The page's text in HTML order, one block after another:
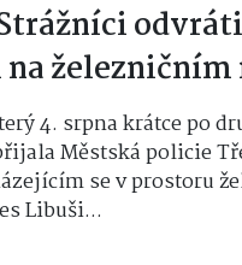
železničním
4. srpna krátce po
Městská policie
se v prostoru
Libuši...